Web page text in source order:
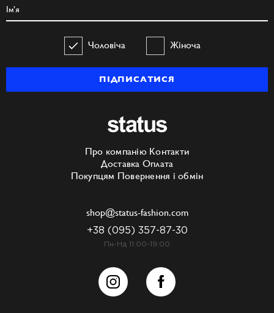
Чоловіча Жіноча
ПІДПИСАТИСЯ
Про компанію Контакти
Доставка Оплата
Покупцям Повернення і обмін
shop@status-fashion.com
+38 (095) 357-87-30
Пн-Нд 11:00-19:00